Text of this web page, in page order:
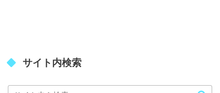
サイト内検索